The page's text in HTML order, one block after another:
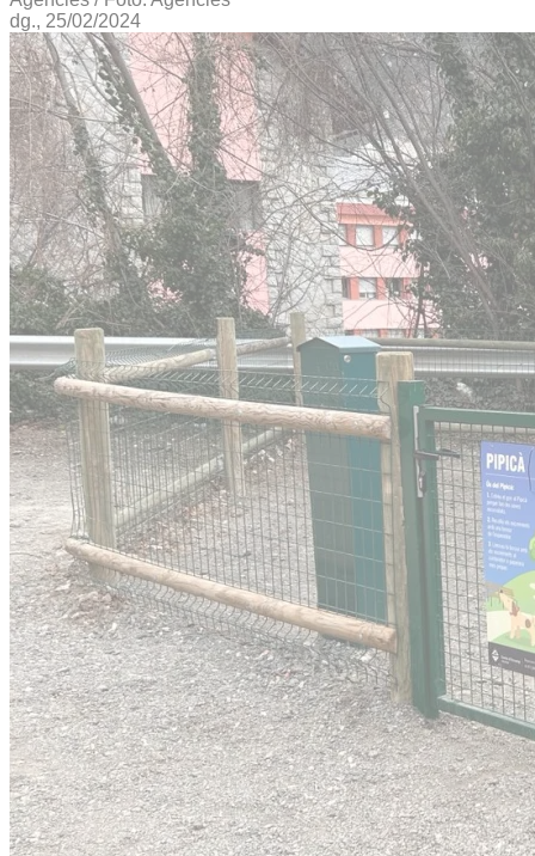
dg., 25/02/2024